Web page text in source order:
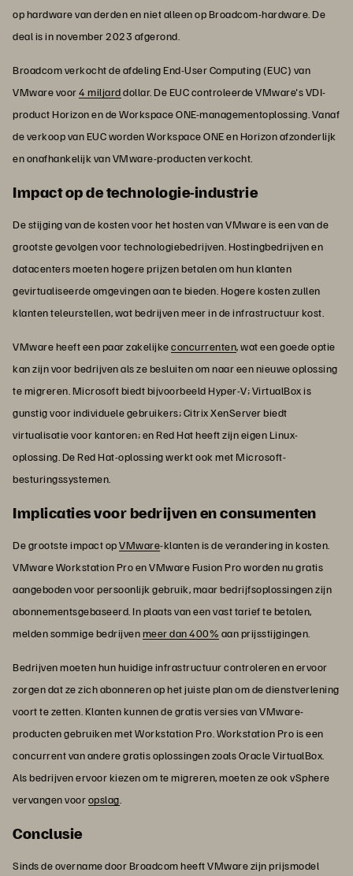
op hardware van derden en niet alleen op Broadcom-hardware. De
deal is in november 2023 afgerond.
Broadcom verkocht de afdeling End-User Computing (EUC) van
VMware voor4 miljarddollar. De EUC controleerde VMware's VDI-
product Horizon en de Workspace ONE-managementoplossing. Vanaf
de verkoop van EUC worden Workspace ONE en Horizon afzonderlijk
en onafhankelijk van VMware-producten verkocht.
Impact op de technologie-industrie
De stijging van de kosten voor het hosten van VMware is een van de
grootste gevolgen voor technologiebedrijven. Hostingbedrijven en
datacenters moeten hogere prijzen betalen om hun klanten
gevirtualiseerde omgevingen aan te bieden. Hogere kosten zullen
klanten teleurstellen, wat bedrijven meer in de infrastructuur kost.
VMware heeft een paar zakelijkeconcurrenten, wat een goede optie
kan zijn voor bedrijven als ze besluiten om naar een nieuwe oplossing
te migreren. Microsoft biedt bijvoorbeeld Hyper-V; VirtualBox is
gunstig voor individuele gebruikers; Citrix XenServer biedt
virtualisatie voor kantoren; en Red Hat heeft zijn eigen Linux-
oplossing. De Red Hat-oplossing werkt ook met Microsoft-
besturingssystemen.
Implicaties voor bedrijven en consumenten
De grootste impact opVMware-klanten is de verandering in kosten.
VMware Workstation Pro en VMware Fusion Pro worden nu gratis
aangeboden voor persoonlijk gebruik, maar bedrijfsoplossingen zijn
abonnementsgebaseerd. In plaats van een vast tarief te betalen,
melden sommige bedrijvenmeer dan 400% aan prijsstijgingen.
Bedrijven moeten hun huidige infrastructuur controleren en ervoor
zorgen dat ze zich abonneren op het juiste plan om de dienstverlening
voort te zetten. Klanten kunnen de gratis versies van VMware-
producten gebruiken met Workstation Pro. Workstation Pro is een
concurrent van andere gratis oplossingen zoals Oracle VirtualBox.
Als bedrijven ervoor kiezen om te migreren, moeten ze ook vSphere
vervangen vooropslag.
Conclusie
Sinds de overname door Broadcom heeft VMware zijn prijsmodel